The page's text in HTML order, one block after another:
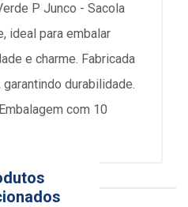
P Junco - Sacola
ideal para embalar
e charme. Fabricada
durabilidade.
com 10